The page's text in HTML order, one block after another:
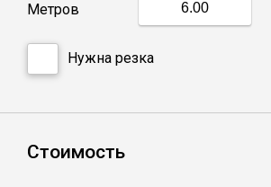
Метров
Нужна резка
Стоимость